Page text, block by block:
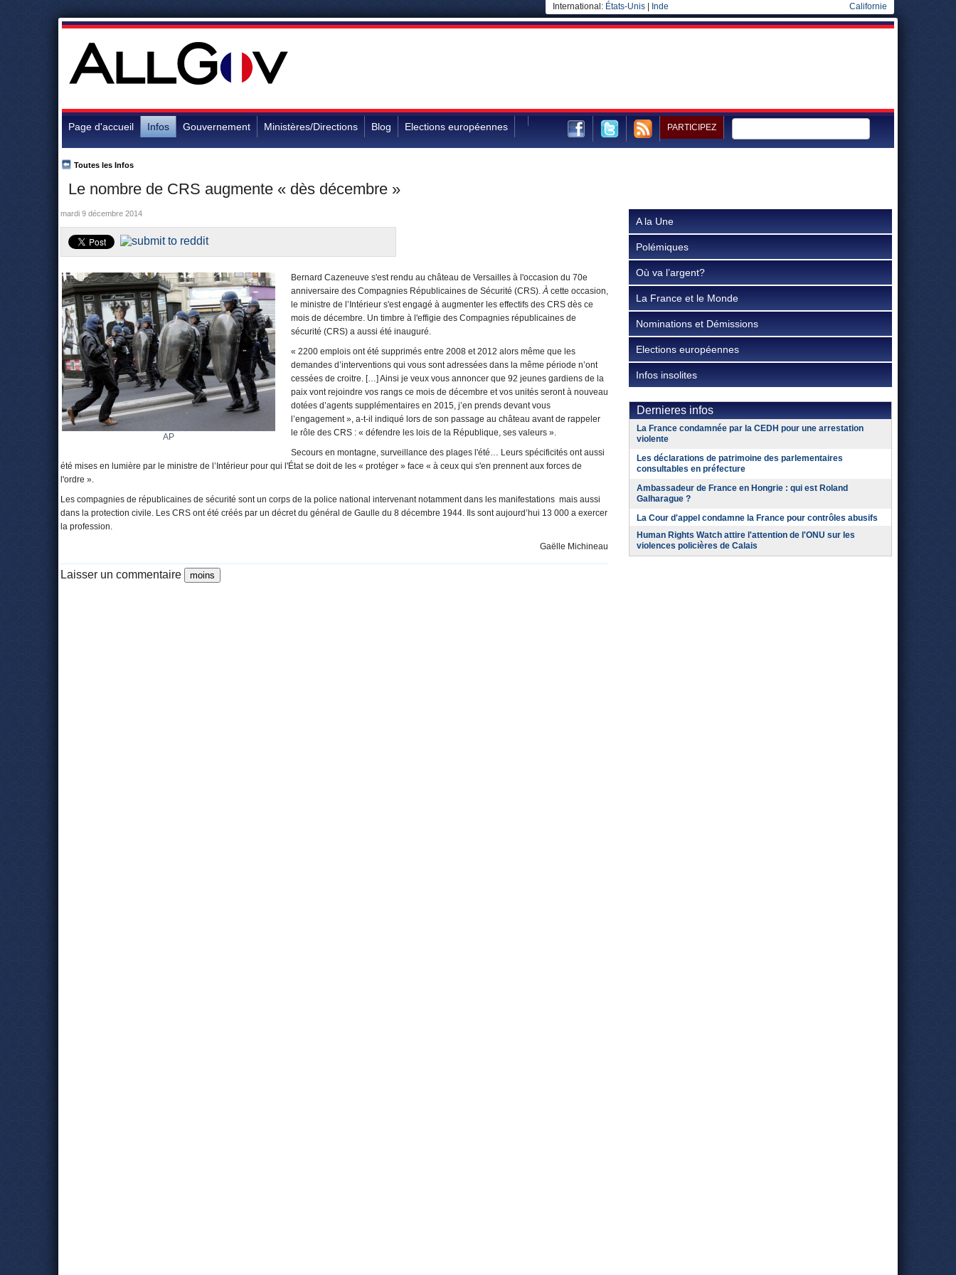
International: États-Unis Inde Californie
Page d'accueil Infos Gouvernement Ministères/Directions Blog Elections européennes PARTICIPEZ
Le nombre de CRS augmente « dès décembre »
Toutes les Infos
mardi 9 décembre 2014
AP
Bernard Cazeneuve s'est rendu au château de Versailles à l'occasion du 70e
anniversaire des Compagnies Républicaines de Sécurité (CRS).À cette occasion,
le ministre de l’Intérieur s'est engagé à augmenter les effectifs des CRS dès ce
mois de décembre. Un timbre à l'effigie des Compagnies républicaines de
sécurité (CRS) a aussi été inauguré.
« 2200 emplois ont été supprimés entre 2008 et 2012 alors même que les
demandes d’interventions qui vous sont adressées dans la même période n’ont
cessées de croitre. […] Ainsi je veux vous annoncer que 92 jeunes gardiens de la
paix vont rejoindre vos rangs ce mois de décembre et vos unités seront à nouveau
dotées d’agents supplémentaires en 2015, j’en prends devant vous
l’engagement », a-t-il indiqué lors de son passage au château avant de rappeler
le rôle des CRS : « défendre les lois de la République, ses valeurs ».
Secours en montagne, surveillance des plages l'été… Leurs spécificités ont aussi
été mises en lumière par le ministre de l’Intérieur pour qui l'État se doit de les « protéger » face « à ceux qui s'en prennent aux forces de
l'ordre ».
Les compagnies de républicaines de sécurité sont un corps de la police national intervenant notamment dans les manifestations mais aussi
dans la protection civile. Les CRS ont été créés par un décret du général de Gaulle du 8 décembre 1944. Ils sont aujourd’hui 13 000 a exercer
la profession.
Gaëlle Michineau
Laisser un commentaire
A la Une
Polémiques
Où va l’argent?
La France et le Monde
Nominations et Démissions
Elections européennes
Infos insolites
Dernieres infos
La France condamnée par la CEDH pour une arrestation
violente
Les déclarations de patrimoine des parlementaires
consultables en préfecture
Ambassadeur de France en Hongrie : qui est Roland
Galharague ?
La Cour d'appel condamne la France pour contrôles abusifs
Human Rights Watch attire l'attention de l'ONU sur les
violences policières de Calais